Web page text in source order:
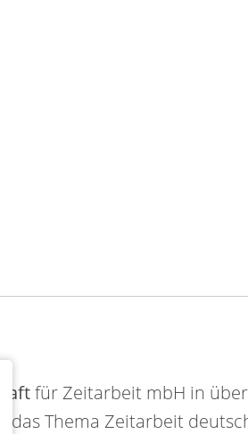
für Zeitarbeit mbH in
Thema Zeitarbeit